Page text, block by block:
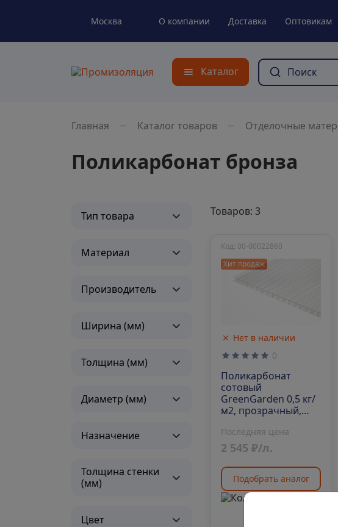
Москва О компании Доставка Оптовикам
Каталог
Главная Каталог товаров Отделочные
Поликарбонат бронза
Тип товара
Материал
Производитель
Ширина (мм)
Толщина (мм)
Диаметр (мм)
Назначение
Толщина стенки
(мм)
Цвет
Товаров: 3
Хит продаж
Нет в наличии
Код: 00-00022860
0
Поликарбонат
сотовый
GreenGarden 0,5 кг/
м2, прозрачный,
Последняя цена
2 545 ₽/л.
Подобрать аналог